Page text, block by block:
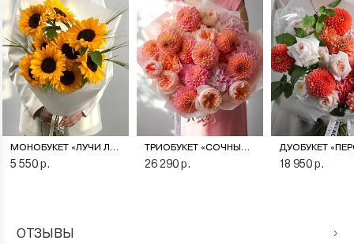
МОНОБУКЕТ «ЛУЧИ ЛЕТА»
5 550 р.
ТРИОБУКЕТ «СОЧНЫЙ ПЕРСИК»
26 290 р. 18 950 р.
ОТЗЫВЫ